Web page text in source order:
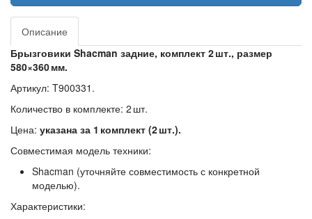
Описание
Брызговики Shacman задние, комплект 2 шт., размер
580×360 мм.
Артикул: T900331.
Количество в комплекте: 2 шт.
Цена: указана за 1 комплект (2 шт.).
Совместимая модель техники:
Shacman (уточняйте совместимость с конкретной
моделью).
Характеристики: